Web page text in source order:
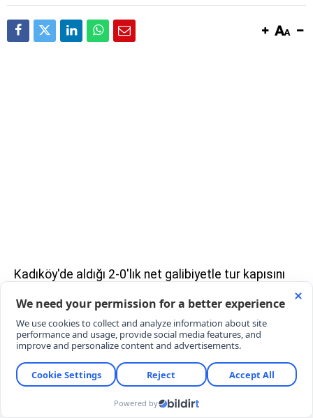
Kadıköy'de aldığı 2-0'lık net galibiyetle tur kapısını
Şampiyonlar Ligi 3. eleme turu rövanş maçında
Avusturya temsilcisi Sturm Graz ile deplasmanda
kozlarını paylaşacak.
UEFA Şampiyonlar Ligi'nde yoluna kayıpsız devam
etmeyi hedefleyen temsilcimiz Fenerbahçe, 3.
eleme turu rövanş mücadelesinde Avusturya ekibi